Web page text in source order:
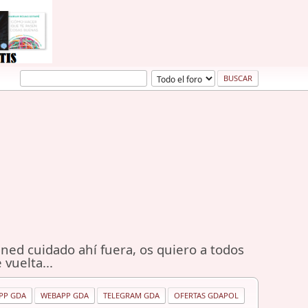
cuidado ahí fuera, os quiero a todos
vuelta...
GDA WEBAPP GDA TELEGRAM GDA OFERTAS GDAPOL